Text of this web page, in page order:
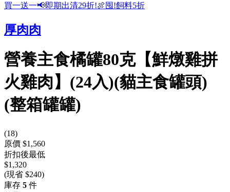
買一送一📢即期出清29折!🍖囤!飼料5折
厚肉肉
營養主食橘罐80克【鮮燉雞拼
火雞肉】(24入)(貓主食罐頭)
(整箱罐罐)
(18)
原價 $1,560
折扣後最低
$1,320
(現省 $240)
庫存 5 件